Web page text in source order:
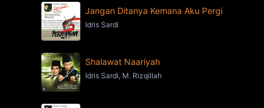
Jangan Ditanya Kemana Aku Pergi
Idris Sardi
Shalawat Naariyah
Idris Sardi, M. Rizqillah